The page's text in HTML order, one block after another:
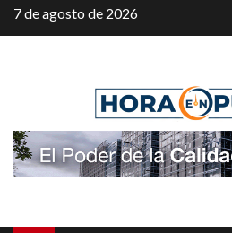
Saltar
al
7 de agosto de 2026